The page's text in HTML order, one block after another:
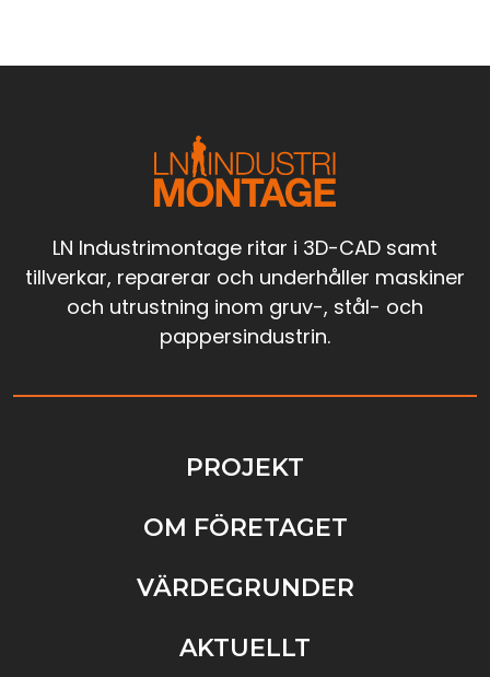
LN Industrimontage ritar i 3D-CAD samt
tillverkar, reparerar och underhåller maskiner
och utrustning inom gruv-, stål- och
pappersindustrin.
PROJEKT
OM FÖRETAGET
VÄRDEGRUNDER
AKTUELLT